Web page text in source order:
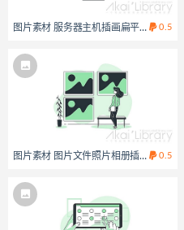
图片素材 服务器主机插画扁平场景0.5
图片素材 图片文件照片相册插画扁平场景
0.5